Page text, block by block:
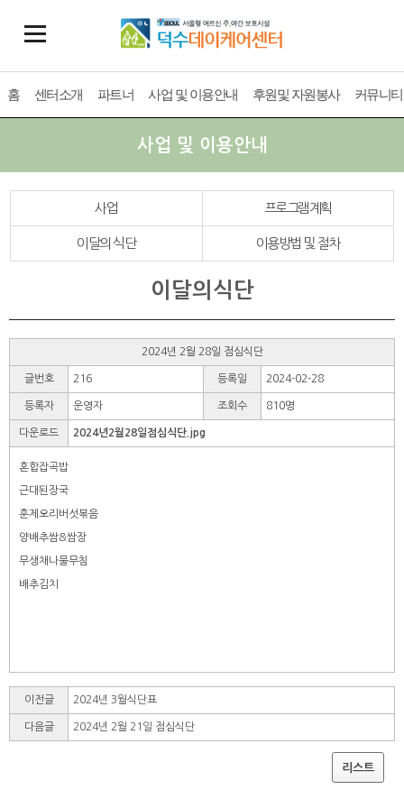
홈 센터소개 파트너 사업 및 이용안내 후원및 자원봉사 커뮤니티
사업 및 이용안내
사업 프로그램계획
이달의 식단 이용방법 및 절차
이달의식단
2024년 2월 28일 점심식단
글번호 216 등록일 2024-02-28
등록자 운영자 조회수 810명
다운로드 2024년2월28일점심식단.jpg
혼합잡곡밥
근대된장국
훈제오리버섯볶음
양배추쌈&쌈장
무생채나물무침
배추김치
이전글 2024년 3월식단표
다음글 2024년 2월 21일 점심식단
리스트